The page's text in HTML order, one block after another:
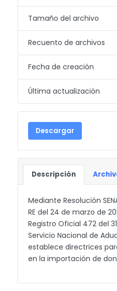
Tamaño del archivo
Recuento de archivos
Fecha de creación
Última actualización
Descargar
Descripción
Mediante Resolución
RE del 24 de marzo de
Registro Oficial 472 del
Servicio Nacional de
establece directrices
en la importación de